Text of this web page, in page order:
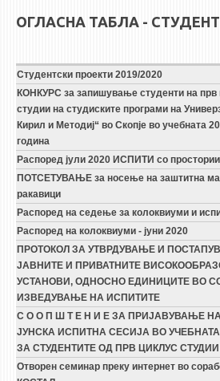
ОГЛАСНА ТАБЛА -
Студентски проекти 2019/2020
КОНКУРС за запишување студенти на прв
студии на студиските програми на
Кирил и Методиј“ во Скопје во учебната
година
Распоред јули 2020 ИСПИТИ со простории
ПОТСЕТУВАЊЕ за носење на заштитна
ракавици
Распоред на седење за колоквиуми и
Распоред на колoквиуми - јуни 2020
ПРОТОКОЛ ЗА УТВРДУВАЊЕ И
ЈАВНИТЕ И ПРИВАТНИТЕ
УСТАНОВИ, ОДНОСНО ЕДИНИЦИТЕ ВО
ИЗВЕДУВАЊЕ НА ИСПИТИТЕ
С О О П Ш Т Е Н И Е ЗА ПРИЈАВУВАЊЕ
ЈУНСКА ИСПИТНА СЕСИЈА ВО УЧЕБНАТА
ЗА СТУДЕНТИТЕ ОД ПРВ ЦИКЛУС СТУДИИ
Отворен семинар преку интернет во